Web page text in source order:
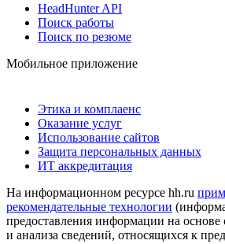
HeadHunter API
Поиск работы
Поиск по резюме
Мобильное приложение
Этика и комплаенс
Оказание услуг
Использование сайтов
Защита персональных данных
ИТ аккредитация
На информационном ресурсе hh.ru
рекомендательные технологии
предоставления информации на основе
и анализа сведений, относящихся к